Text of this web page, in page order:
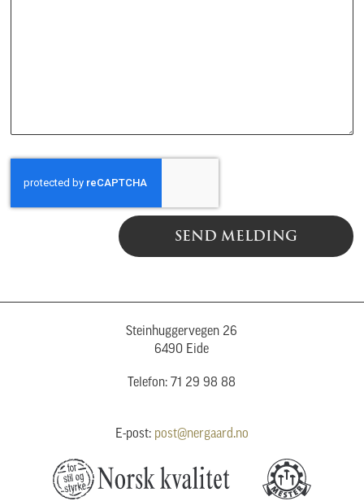
SEND MELDING
Steinhuggervegen 26
6490 Eide
Telefon: 71 29 98 88
E-post: post@nergaard.no